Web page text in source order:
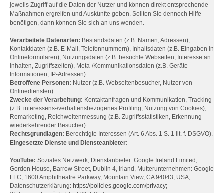
jeweils Zugriff auf die Daten der Nutzer und können direkt entsprechende
Maßnahmen ergreifen und Auskünfte geben. Sollten Sie dennoch Hilfe
benötigen, dann können Sie sich an uns wenden.
Verarbeitete Datenarten: Bestandsdaten (z.B. Namen, Adressen),
Kontaktdaten (z.B. E-Mail, Telefonnummern), Inhaltsdaten (z.B. Eingaben in
Onlineformularen), Nutzungsdaten (z.B. besuchte Webseiten, Interesse an
Inhalten, Zugriffszeiten), Meta-/Kommunikationsdaten (z.B. Geräte-
Informationen, IP-Adressen).
Betroffene Personen: Nutzer (z.B. Webseitenbesucher, Nutzer von
Onlinediensten).
Zwecke der Verarbeitung: Kontaktanfragen und Kommunikation, Tracking
(z.B. interessens-/verhaltensbezogenes Profiling, Nutzung von Cookies),
Remarketing, Reichweitenmessung (z.B. Zugriffsstatistiken, Erkennung
wiederkehrender Besucher).
Rechtsgrundlagen: Berechtigte Interessen (Art. 6 Abs. 1 S. 1 lit. f. DSGVO).
Eingesetzte Dienste und Diensteanbieter:
YouTube: Soziales Netzwerk; Dienstanbieter: Google Ireland Limited,
Gordon House, Barrow Street, Dublin 4, Irland, Mutterunternehmen: Google
LLC, 1600 Amphitheatre Parkway, Mountain View, CA 94043, USA;
Datenschutzerklärung: https://policies.google.com/privacy;